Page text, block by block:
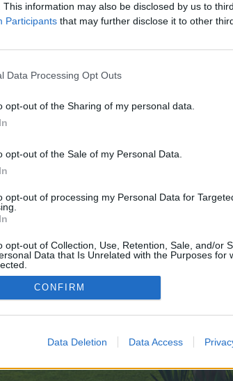
This information may also be disclosed by us to
Participants that may further disclose it to other
Data Processing Opt Outs
opt-out of the Sharing of my personal data.
opt-out of the Sale of my Personal Data.
opt-out of processing my Personal Data for
opt-out of Collection, Use, Retention, Sale, and/or
Data that Is Unrelated with the Purposes for
CONFIRM
Data Deletion Data Access
v různých diskuzích a využívat
na Tvou návštěvu na našem fóru!
použít tento formulář k jeho resetování. V takovém
e-mail:
©2010-2015 XenForo Ltd. XenForoAdd-ons by Brivium™ ©